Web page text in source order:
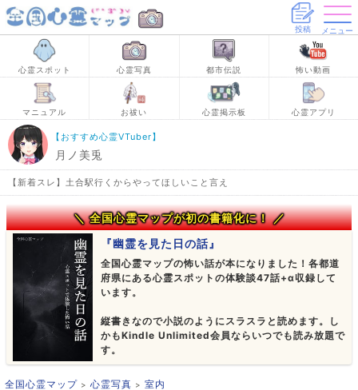
投稿 メニュー
心霊スポット 心霊写真 都市伝説 怖い動画
マニュアル お祓い 心霊掲示板 心霊アプリ
【おすすめ心霊VTuber】
月ノ美兎
【新着スレ】土合駅行くからやってほしいこと言え
＼ 全国心霊マップが初の書籍化に！ ／
『幽霊を見た日の話』
全国心霊マップの怖い話が本になりました！各都道
府県にある心霊スポットの体験談47話+α収録して
います。
縦書きなので小説のようにスラスラと読めます。し
かもKindle Unlimited会員ならいつでも読み放題で
す。
全国心霊マップ 心霊写真
室内